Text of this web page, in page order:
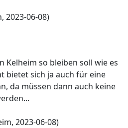
2023-06-08)
Kelheim so bleiben soll wie es
bietet sich ja auch für eine
da müssen dann auch keine
2023-06-08)